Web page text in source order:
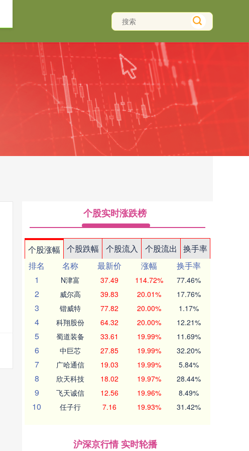
个股实时涨跌榜
个股涨幅 个股跌幅 个股流入 个股流出
换手率
排名
名称 最新价 涨幅
换手率
1
N津富 37.49 114.72% 77.46%
2 威尔高 39.83 20.01% 17.76%
3 锴威特 77.82 20.00% 1.17%
4 科翔股份 64.32 20.00% 12.21%
5 蜀道装备 33.61 19.99% 11.69%
6 中巨芯 27.85 19.99% 32.20%
7 广哈通信 19.03 19.99% 5.84%
8 欣天科技 18.02 19.97% 28.44%
9 飞天诚信 12.56 19.96% 8.49%
10 任子行 7.16 19.93% 31.42%
沪深京行情 实时轮播